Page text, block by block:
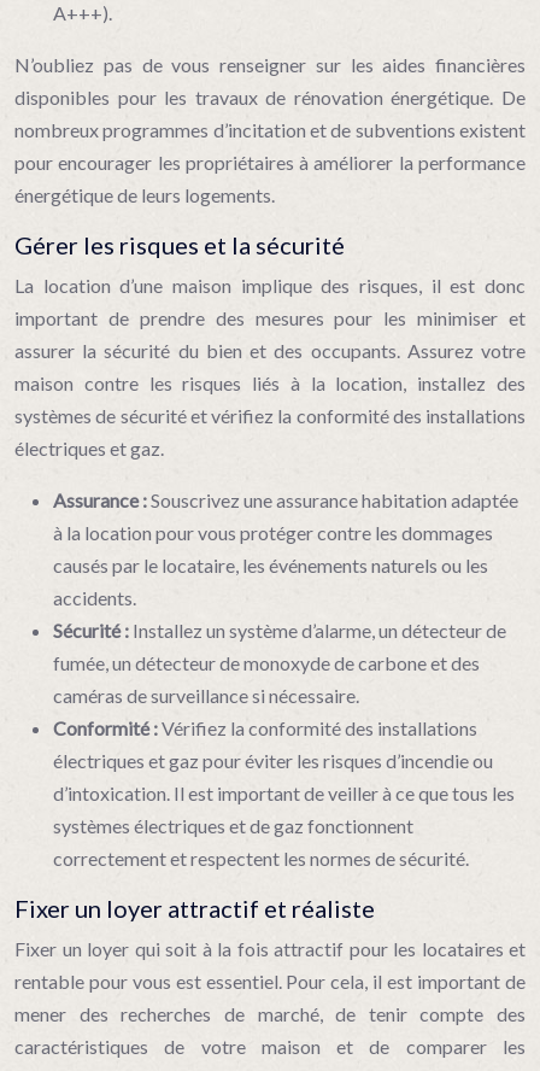
A+++).
N’oubliez pas de vous renseigner sur les aides financières
disponibles pour les travaux de rénovation énergétique. De
nombreux programmes d’incitation et de subventions existent
pour encourager les propriétaires à améliorer la performance
énergétique de leurs logements.
Gérer les risques et la sécurité
La location d’une maison implique des risques, il est donc
important de prendre des mesures pour les minimiser et
assurer la sécurité du bien et des occupants. Assurez votre
maison contre les risques liés à la location, installez des
systèmes de sécurité et vérifiez la conformité des installations
électriques et gaz.
Assurance :Souscrivez une assurance habitation adaptée
à la location pour vous protéger contre les dommages
causés par le locataire, les événements naturels ou les
accidents.
Sécurité : Installez un système d’alarme, un détecteur de
fumée, un détecteur de monoxyde de carbone et des
caméras de surveillance si nécessaire.
Conformité :Vérifiez la conformité des installations
électriques et gaz pour éviter les risques d’incendie ou
d’intoxication. Il est important de veiller à ce que tous les
systèmes électriques et de gaz fonctionnent
correctement et respectent les normes de sécurité.
Fixer un loyer attractif et réaliste
Fixer un loyer qui soit à la fois attractif pour les locataires et
rentable pour vous est essentiel. Pour cela, il est important de
mener des recherches de marché, de tenir compte des
caractéristiques de votre maison et de comparer les